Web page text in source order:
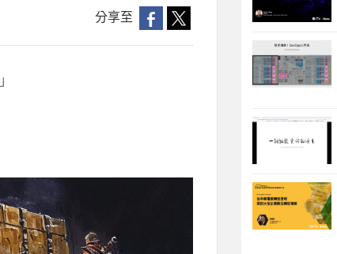
分享至
」